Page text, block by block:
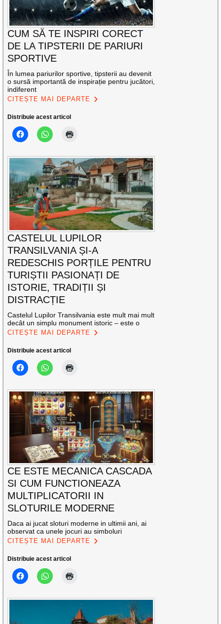
CUM SĂ TE INSPIRI CORECT
DE LA TIPSTERII DE PARIURI
SPORTIVE
În lumea pariurilor sportive, tipsterii au devenit
o sursă importantă de inspirație pentru jucători,
indiferent
CITEȘTE MAI DEPARTE
Distribuie acest articol
CASTELUL LUPILOR
TRANSILVANIA ȘI-A
REDESCHIS PORȚILE PENTRU
TURIȘTII PASIONAȚI DE
ISTORIE, TRADIȚII ȘI
DISTRACȚIE
Castelul Lupilor Transilvania este mult mai mult
decât un simplu monument istoric – este o
CITEȘTE MAI DEPARTE
Distribuie acest articol
CE ESTE MECANICA CASCADA
SI CUM FUNCTIONEAZA
MULTIPLICATORII IN
SLOTURILE MODERNE
Daca ai jucat sloturi moderne in ultimii ani, ai
observat ca unele jocuri au simboluri
CITEȘTE MAI DEPARTE
Distribuie acest articol